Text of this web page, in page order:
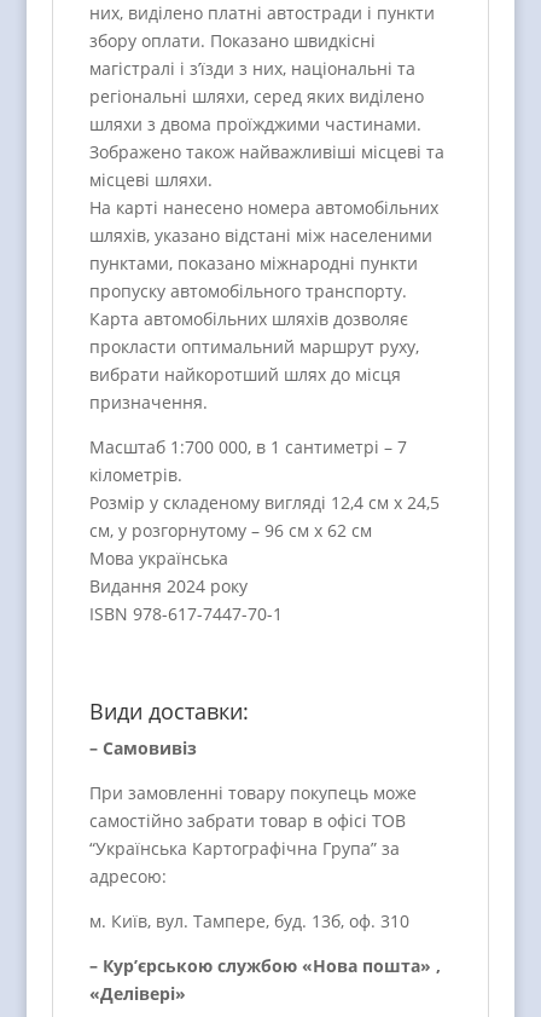
них, виділено платні автостради і пункти
збору оплати. Показано швидкісні
магістралі і з’їзди з них, національні та
регіональні шляхи, серед яких виділено
шляхи з двома проїжджими частинами.
Зображено також найважливіші місцеві та
місцеві шляхи.
На карті нанесено номера автомобільних
шляхів, указано відстані між населеними
пунктами, показано міжнародні пункти
пропуску автомобільного транспорту.
Карта автомобільних шляхів дозволяє
прокласти оптимальний маршрут руху,
вибрати найкоротший шлях до місця
призначення.
Масштаб 1:700 000, в 1 сантиметрі – 7
кілометрів.
Розмір у складеному вигляді 12,4 см х 24,5
см, у розгорнутому – 96 см х 62 см
Мова українська
Видання 2024 року
ISBN 978-617-7447-70-1
Види доставки:
– Самовивіз
При замовленні товару покупець може
самостійно забрати товар в офісі ТОВ
“Українська Картографічна Група” за
адресою:
м. Київ, вул. Тампере, буд. 13б, оф. 310
– Кур’єрською службою «Нова пошта» ,
«Делівері»